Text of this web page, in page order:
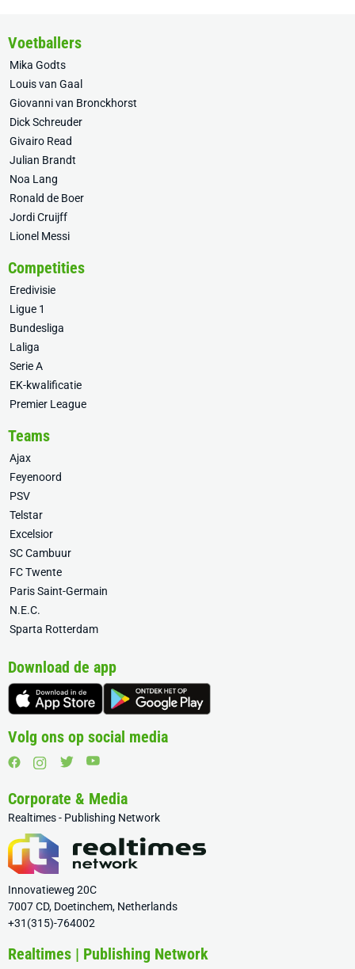
Voetballers
Mika Godts
Louis van Gaal
Giovanni van Bronckhorst
Dick Schreuder
Givairo Read
Julian Brandt
Noa Lang
Ronald de Boer
Jordi Cruijff
Lionel Messi
Competities
Eredivisie
Ligue 1
Bundesliga
Laliga
Serie A
EK-kwalificatie
Premier League
Teams
Ajax
Feyenoord
PSV
Telstar
Excelsior
SC Cambuur
FC Twente
Paris Saint-Germain
N.E.C.
Sparta Rotterdam
Download de app
Volg ons op social media
Corporate & Media
Realtimes - Publishing Network
Innovatieweg 20C
7007 CD, Doetinchem, Netherlands
+31(315)-764002
Realtimes | Publishing Network